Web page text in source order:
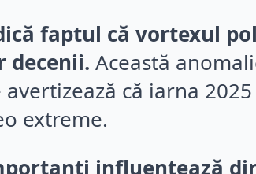
faptul că vortexul
decenii. Această
că iarna
extreme.
influențează